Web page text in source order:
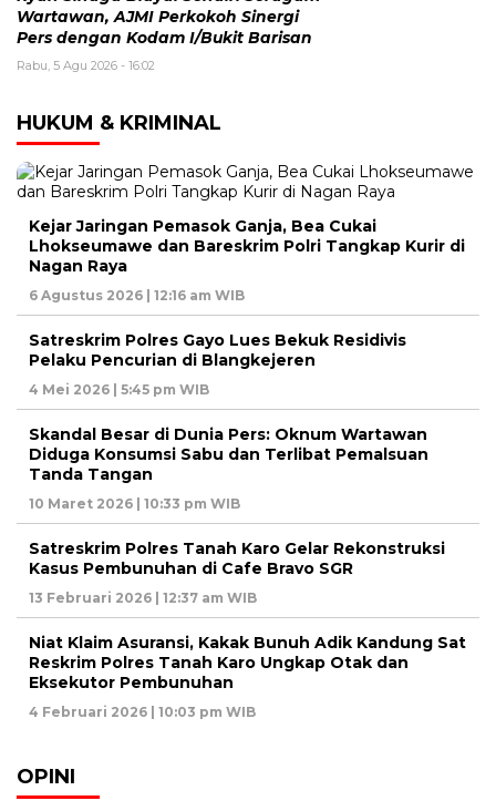
Wartawan, AJMI Perkokoh Sinergi
Pers dengan Kodam I/Bukit Barisan
Rabu, 5 Agu 2026 - 16:02
HUKUM & KRIMINAL
Kejar Jaringan Pemasok Ganja, Bea Cukai
Lhokseumawe dan Bareskrim Polri Tangkap Kurir di
Nagan Raya
6 Agustus 2026 | 12:16 am WIB
Satreskrim Polres Gayo Lues Bekuk Residivis
Pelaku Pencurian di Blangkejeren
4 Mei 2026 | 5:45 pm WIB
Skandal Besar di Dunia Pers: Oknum Wartawan
Diduga Konsumsi Sabu dan Terlibat Pemalsuan
Tanda Tangan
10 Maret 2026 | 10:33 pm WIB
Satreskrim Polres Tanah Karo Gelar Rekonstruksi
Kasus Pembunuhan di Cafe Bravo SGR
13 Februari 2026 | 12:37 am WIB
Niat Klaim Asuransi, Kakak Bunuh Adik Kandung Sat
Reskrim Polres Tanah Karo Ungkap Otak dan
Eksekutor Pembunuhan
4 Februari 2026 | 10:03 pm WIB
OPINI